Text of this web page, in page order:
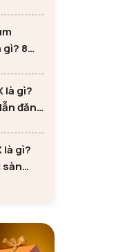
gì? 8
là gì?
đăng
là gì?
sàn